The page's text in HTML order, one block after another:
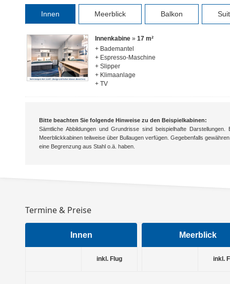
Innen Meerblick Balkon
Innenkabine » 17 m²
+ Bademantel
+ Espresso-Maschine
+ Slipper
+ Klimaanlage
+ TV
Bitte beachten Sie folgende Hinweise zu den Beispielkabinen:
Sämtliche Abbildungen und Grundrisse sind beispielhafte
Meerblickkabinen teilweise über Bullaugen verfügen. Gegebenfalls
eine Begrenzung aus Stahl o.ä. haben.
Termine & Preise
Innen Meerblick
inkl. Flug inkl.